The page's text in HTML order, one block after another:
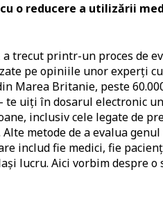
cu o reducere a utilizării
trecut printr-un proces de
pe opiniile unor experți
Marea Britanie, peste
te uiți în dosarul electronic
inclusiv cele legate de
metode de a evalua
includ fie medici, fie
lucru. Aici vorbim despre o